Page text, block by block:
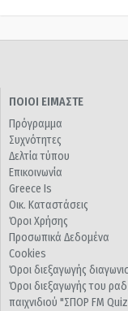
ΠΟΙΟΙ ΕΙΜΑΣΤΕ
Πρόγραμμα
Συχνότητες
Δελτία τύπου
Επικοινωνία
Greece Is
Οικ. Καταστάσεις
Όροι Χρήσης
Προσωπικά Δεδομένα
Cookies
Όροι διεξαγωγής
Όροι διεξαγωγής του
παιχνιδιού "ΣΠΟΡ FM